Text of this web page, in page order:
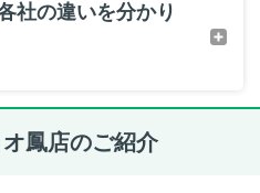
社の違いを分かり
鳳店のご紹介